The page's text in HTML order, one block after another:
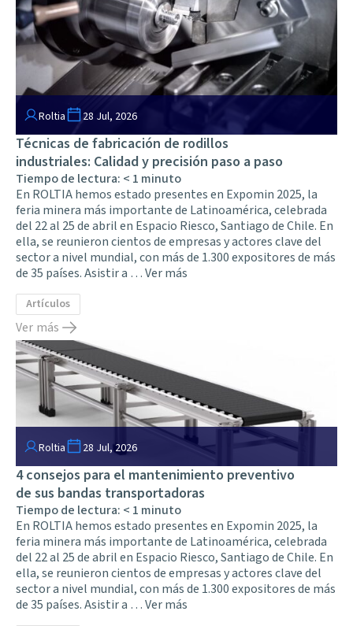
Roltia 28 Jul, 2026
Técnicas de fabricación de rodillos
industriales: Calidad y precisión paso a paso
Tiempo de lectura: < 1 minuto
En ROLTIA hemos estado presentes en Expomin 2025, la
feria minera más importante de Latinoamérica, celebrada
del 22 al 25 de abril en Espacio Riesco, Santiago de Chile. En
ella, se reunieron cientos de empresas y actores clave del
sector a nivel mundial, con más de 1.300 expositores de más
de 35 países. Asistir a …Ver más
Artículos
Ver más
Roltia 28 Jul, 2026
4 consejos para el mantenimiento preventivo
de sus bandas transportadoras
Tiempo de lectura: < 1 minuto
En ROLTIA hemos estado presentes en Expomin 2025, la
feria minera más importante de Latinoamérica, celebrada
del 22 al 25 de abril en Espacio Riesco, Santiago de Chile. En
ella, se reunieron cientos de empresas y actores clave del
sector a nivel mundial, con más de 1.300 expositores de más
de 35 países. Asistir a …Ver más